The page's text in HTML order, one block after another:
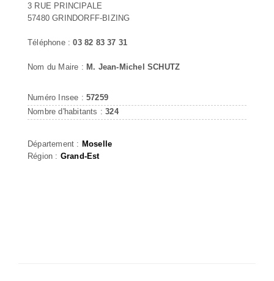
3 RUE PRINCIPALE
57480 GRINDORFF-BIZING
Téléphone :03 82 83 37 31
Nom du Maire : M. Jean-Michel SCHUTZ
Numéro Insee : 57259
Nombre d'habitants :324
Département : Moselle
Région : Grand-Est